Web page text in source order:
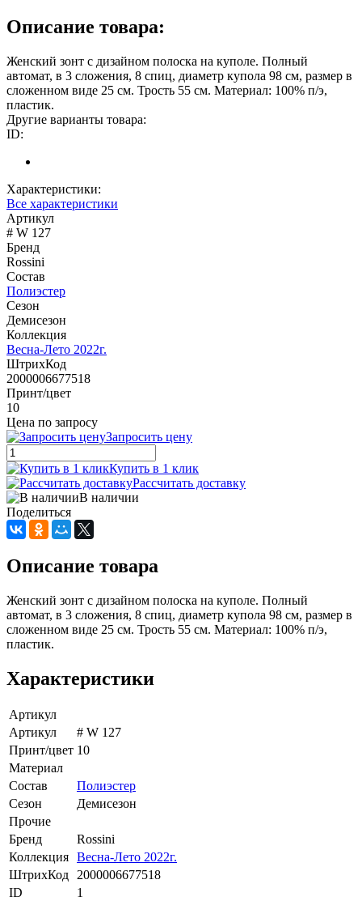
Описание товара:
Женский зонт c дизайном полоска на куполе. Полный
автомат, в 3 сложения, 8 спиц, диаметр купола 98 см, размер в
сложенном виде 25 см. Трость 55 см. Материал: 100% п/э,
пластик.
Другие варианты товара:
ID:
Характеристики:
Все характеристики
Артикул
# W 127
Бренд
Rossini
Состав
Полиэстер
Сезон
Демисезон
Коллекция
Весна-Лето 2022г.
ШтрихКод
2000006677518
Принт/цвет
10
Цена по запросу
Запросить цену
Купить в 1 клик
Рассчитать доставку
В наличии
Поделиться
Описание товара
Женский зонт c дизайном полоска на куполе. Полный
автомат, в 3 сложения, 8 спиц, диаметр купола 98 см, размер в
сложенном виде 25 см. Трость 55 см. Материал: 100% п/э,
пластик.
Характеристики
Артикул
Артикул
# W 127
Принт/цвет 10
Материал
Состав
Полиэстер
Сезон
Демисезон
Прочие
Бренд
Rossini
Коллекция Весна-Лето 2022г.
ШтрихКод 2000006677518
ID
1